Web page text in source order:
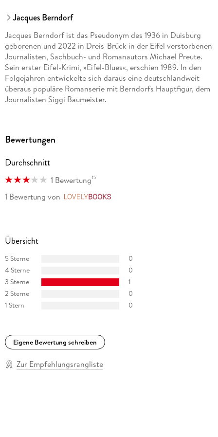
Jacques Berndorf
Jacques Berndorf ist das Pseudonym des 1936 in Duisburg
geborenen und 2022 in Dreis-Brück in der Eifel verstorbenen
Journalisten, Sachbuch- und Romanautors Michael Preute.
Sein erster Eifel-Krimi, »Eifel-Blues«, erschien 1989. In den
Folgejahren entwickelte sich daraus eine deutschlandweit
überaus populäre Romanserie mit Berndorfs Hauptfigur, dem
Journalisten Siggi Baumeister.
einem der erfolgreichsten deutschen Kriminalschriftsteller
Schnee« wurde im Jahr 2000 für das ZDF verfilmt. Drei Jahre
später erhielt er vom »Syndikat«, der Vereinigung
deutschsprachiger Krimi-Autoren, den »Ehren-Glauser« für
sein Lebenswerk.
Bewertungen
Durchschnitt
1 Bewertung15
1 Bewertung von
Übersicht
5 Sterne
0
4 Sterne
0
3 Sterne
1
2 Sterne
0
1 Stern
0
Eigene Bewertung schreiben
Zur Empfehlungsrangliste